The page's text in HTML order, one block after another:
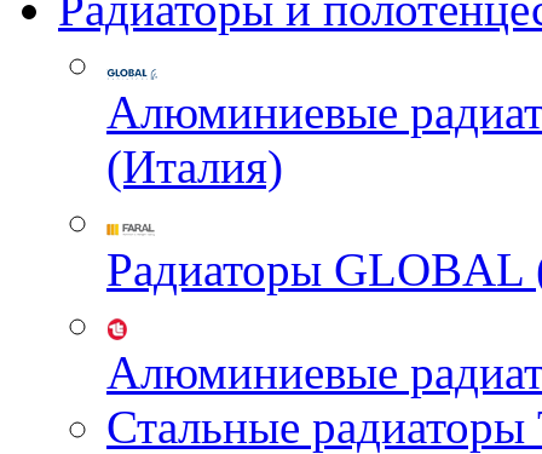
Алюминиевые
(Италия)
Радиаторы GLOBAL
Алюминиевые
Стальные